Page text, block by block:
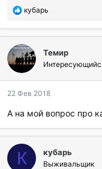
П
б
л
а
г
о
а
и
л
:
кубарь
Темир
22 Фев 2018
А на мой вопрос про
К кубарь
Выживальщик